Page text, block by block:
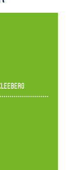
einen